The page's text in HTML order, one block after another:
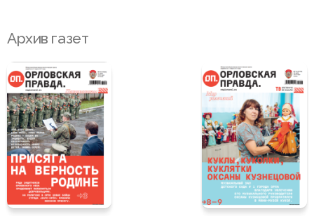
Архив газет